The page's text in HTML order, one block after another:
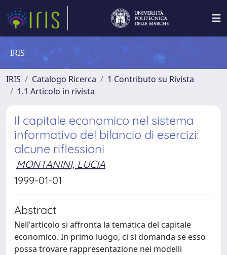
IRIS
IRIS Catalogo Ricerca
1 Contributo su Rivista
1.1 Articolo in rivista
Il capitale economico nel sistema
informativo del bilancio di esercizi:
alcune riflessioni
MONTANINI, LUCIA
1999-01-01
Abstract
Nell'articolo si affronta la tematica del capitale
economico. In primo luogo, ci si domanda se esso
possa trovare rappresentazione nei modelli